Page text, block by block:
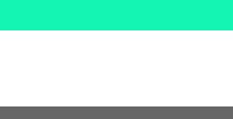
melden Sie sich am eKVV mit